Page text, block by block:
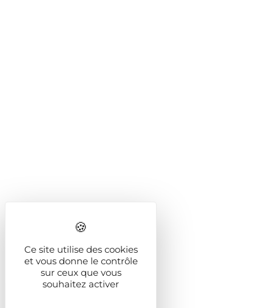
Ce site utilise des cookies
et vous donne le contrôle
sur ceux que vous
souhaitez activer